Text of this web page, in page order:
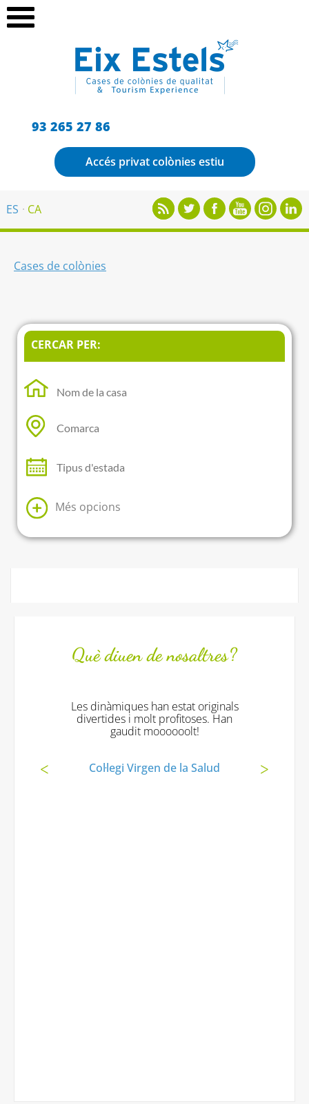
93 265 27 86
Accés privat colònies estiu
ES CA
Cases de colònies
CERCAR PER:
Més opcions
Què diuen de nosaltres?
Les dinàmiques han estat originals
divertides i molt profitoses. Han
gaudit moooooolt!
Col·legi Virgen de la Salud